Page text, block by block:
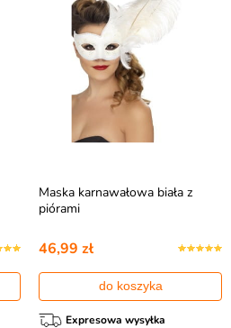
Maska karnawałowa biała z
piórami
46,99 zł
do koszyka
Expresowa wysyłka